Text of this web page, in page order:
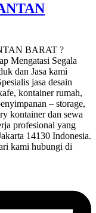
BARAT ?
Mengatasi Segala
dan Jasa kami
jasa desain
kontainer rumah,
– storage,
kontainer dan sewa
profesional yang
14130 Indonesia.
kami hubungi di